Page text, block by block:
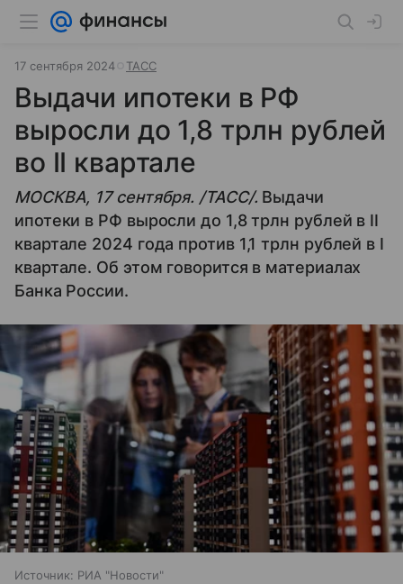
17 сентября 2024 ТАСС
Выдачи ипотеки в РФ
выросли до 1,8 трлн рублей
во II квартале
МОСКВА, 17 сентября. /ТАСС/. Выдачи
ипотеки в РФ выросли до 1,8 трлн рублей в II
квартале 2024 года против 1,1 трлн рублей в I
квартале. Об этом говорится в материалах
Банка России.
Источник: РИА "Новости"